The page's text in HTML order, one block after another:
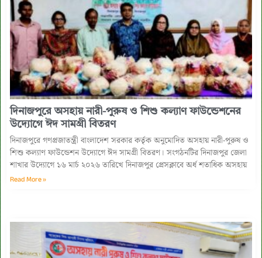
দিনাজপুরে অসহায় নারী-পুরুষ ও শিশু কল্যাণ ফাউন্ডেশনের
উদ্যোগে ঈদ সামগ্রী বিতরণ
দিনাজপুরে গণপ্রজাতন্ত্রী বাংলাদেশ সরকার কর্তৃক অনুমোদিত অসহায় নারী-পুরুষ ও
শিশু কল্যাণ ফাউন্ডেশন উদ্যোগে ঈদ সামগ্রী বিতরণ। সংগঠনটির দিনাজপুর জেলা
শাখার উদ্যোগে ১৬ মার্চ ২০২৬ তারিখে দিনাজপুর প্রেসক্লাবে অর্ধ শতাধিক অসহায়
Read More »